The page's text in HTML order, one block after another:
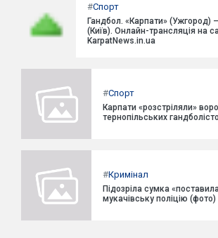
#Спорт
Гандбол. «Карпати» (Ужгород)
(Київ). Онлайн-трансляція на
KarpatNews.in.ua
#Спорт
Карпати «розстріляли»
тернопільських
#Кримінал
Підозріла сумка
мукачівську поліцію (фото)